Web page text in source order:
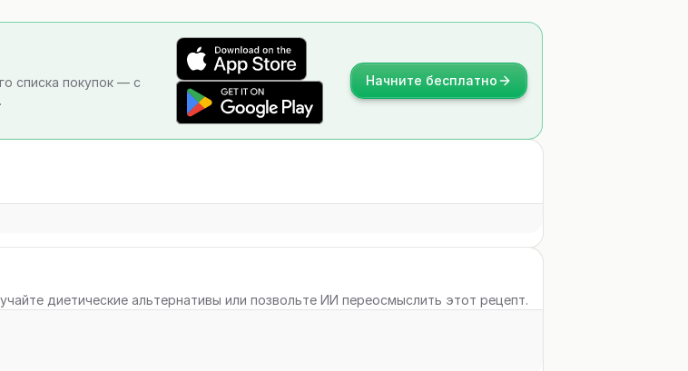
списка покупок — с
Начните бесплатно
диетические альтернативы или позвольте ИИ переосмыслить этот рецепт.